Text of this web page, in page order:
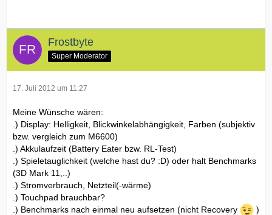
Frostbyte
Super Moderator
17. Juli 2012 um 11:27
Meine Wünsche wären:
.) Display: Helligkeit, Blickwinkelabhängigkeit, Farben (subjektiv
bzw. vergleich zum M6600)
.) Akkulaufzeit (Battery Eater bzw. RL-Test)
.) Spieletauglichkeit (welche hast du? :D) oder halt Benchmarks
(3D Mark 11,..)
.) Stromverbrauch, Netzteil(-wärme)
.) Touchpad brauchbar?
.) Benchmarks nach einmal neu aufsetzen (nicht Recovery
)